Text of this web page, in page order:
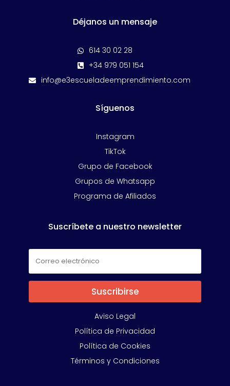
Déjanos un mensaje
 614 30 02 28
 +34 979 051 154
 info@e3escueladeemprendimiento.com
Síguenos
Instagram
TikTok
Grupo de Facebook
Grupos de Whatsapp
Programa de Afiliados
Suscríbete a nuestro newsletter
Suscribirse
Aviso Legal
Política de Privacidad
Política de Cookies
Términos y Condiciones